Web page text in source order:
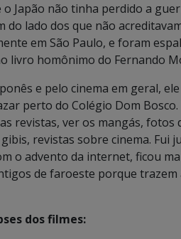
Japão não tinha perdido a
do lado dos que não
em São Paulo, e foram
livro homônimo do Fernando
e pelo cinema em geral,
perto do Colégio Dom
revistas, ver os mangás, fotos
revistas sobre cinema. Fui
o advento da internet, ficou
de faroeste porque
dos filmes: